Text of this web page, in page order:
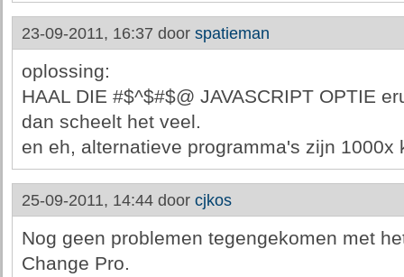
23-09-2011, 16:37 door spatieman
oplossing:
HAAL DIE #$^$#$@ JAVASCRIPT OPTIE
dan scheelt het veel.
en eh, alternatieve programma's zijn 1000x
25-09-2011, 14:44 door cjkos
Nog geen problemen tegengekomen met
Change Pro.